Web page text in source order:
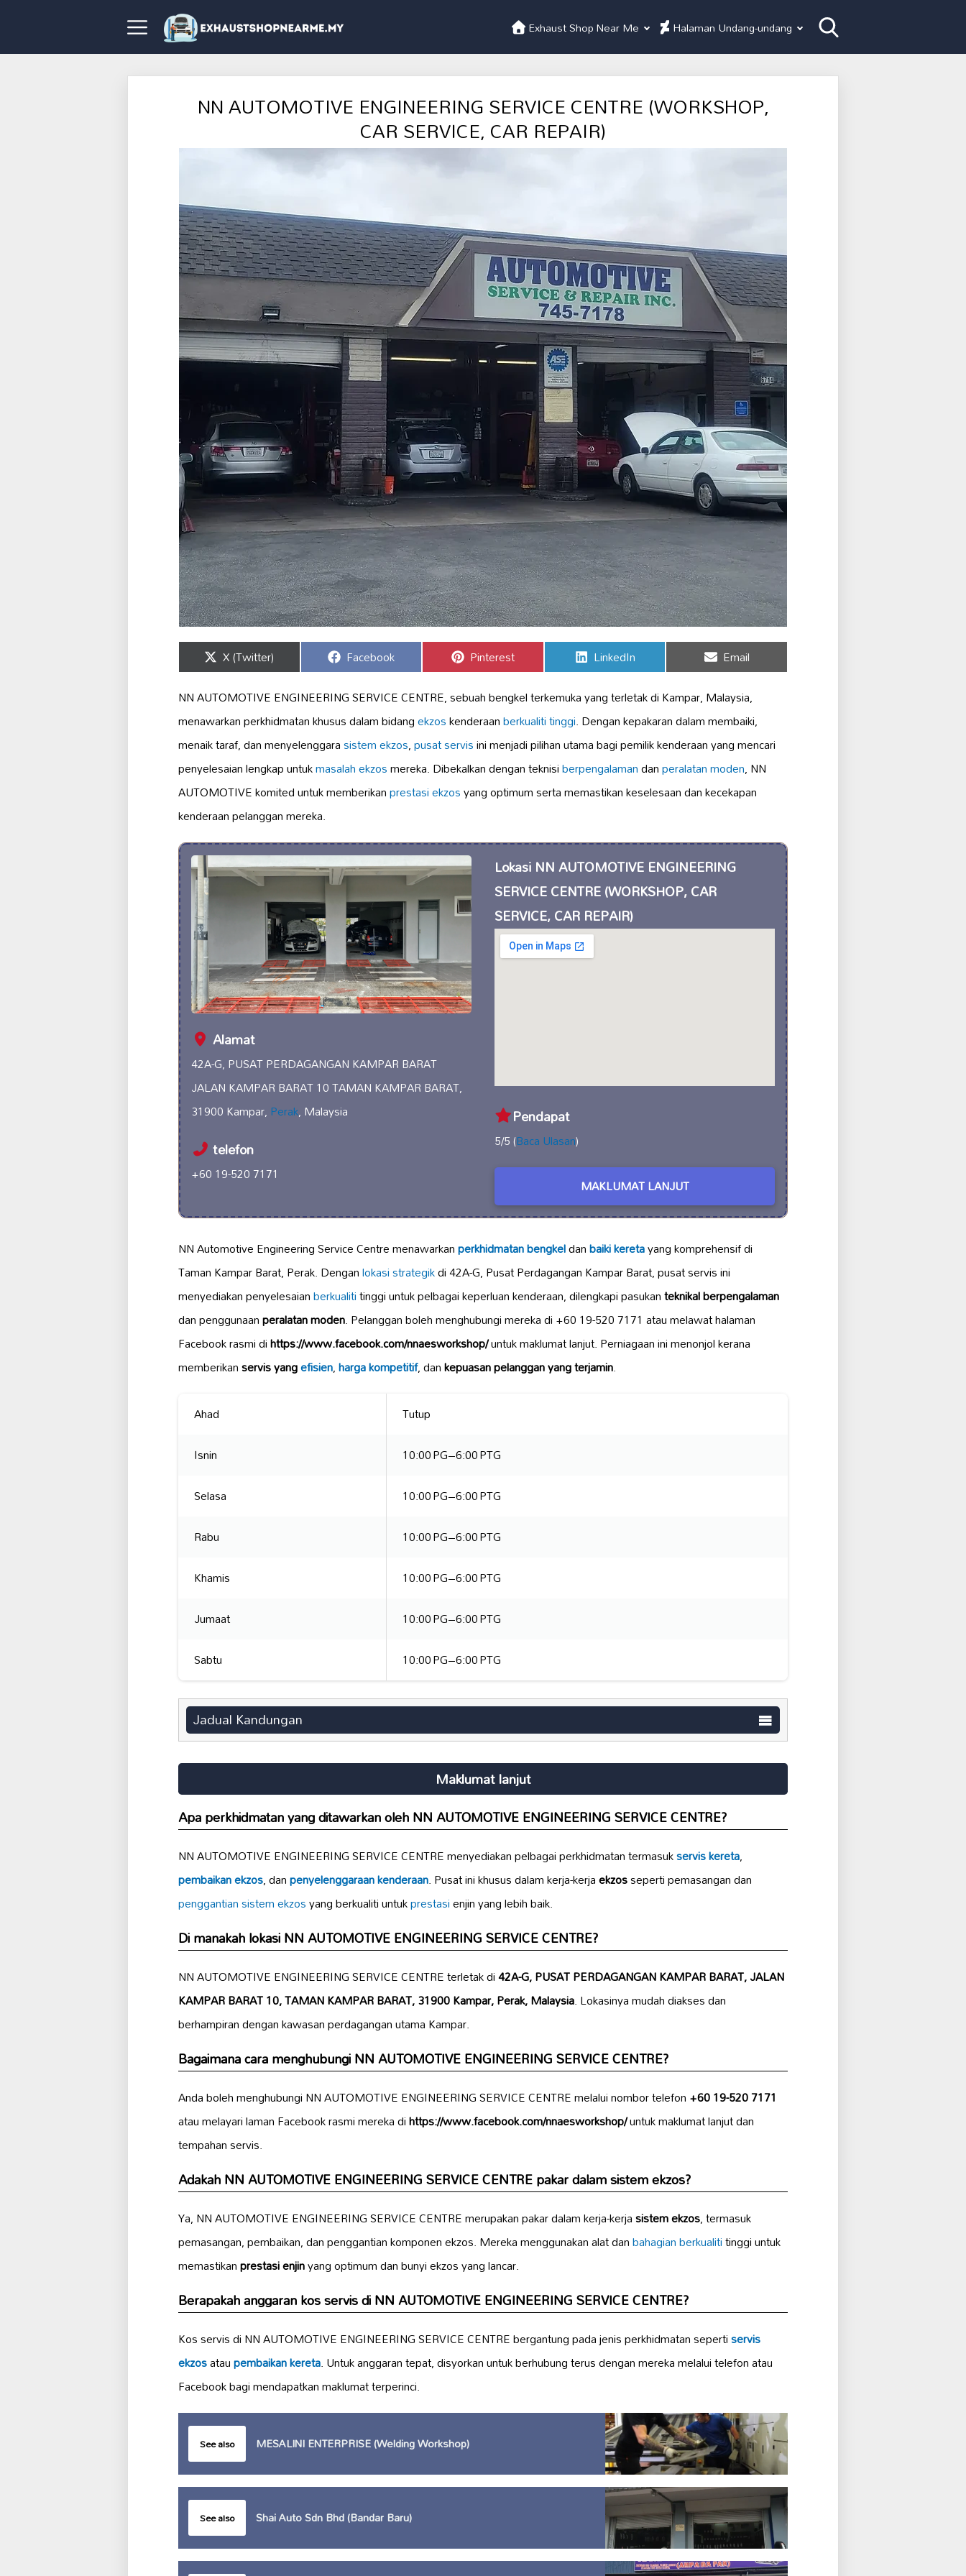
Exhaust Shop Near Me Halaman Undang-undang
NN AUTOMOTIVE ENGINEERING SERVICE CENTRE (WORKSHOP,
CAR SERVICE, CAR REPAIR)
Share
on
X (Twitter) Share
on
Facebook Share
on
Pinterest Share
on
LinkedIn Share
on
Email
NN AUTOMOTIVE ENGINEERING SERVICE CENTRE, sebuah bengkel terkemuka yang terletak di Kampar, Malaysia,
menawarkan perkhidmatan khusus dalam bidangekzoskenderaanberkualiti tinggi. Dengan kepakaran dalam membaiki,
menaik taraf, dan menyelenggarasistem ekzos,pusat servisini menjadi pilihan utama bagi pemilik kenderaan yang mencari
penyelesaian lengkap untukmasalah ekzosmereka. Dibekalkan dengan teknisiberpengalamandanperalatan moden, NN
AUTOMOTIVE komited untuk memberikanprestasi ekzosyang optimum serta memastikan keselesaan dan kecekapan
kenderaan pelanggan mereka.
Alamat
42A-G, PUSAT PERDAGANGAN KAMPAR BARAT
JALAN KAMPAR BARAT 10 TAMAN KAMPAR BARAT,
31900 Kampar,Perak, Malaysia
telefon
+60 19-520 7171
Lokasi NN AUTOMOTIVE ENGINEERING
SERVICE CENTRE (WORKSHOP, CAR
SERVICE, CAR REPAIR)
Pendapat
5/5 (Baca Ulasan)
MAKLUMAT LANJUT
NN Automotive Engineering Service Centre menawarkanperkhidmatan bengkeldanbaiki keretayang komprehensif di
Taman Kampar Barat, Perak. Denganlokasi strategikdi 42A-G, Pusat Perdagangan Kampar Barat, pusat servis ini
menyediakan penyelesaianberkualititinggi untuk pelbagai keperluan kenderaan, dilengkapi pasukanteknikal berpengalaman
dan penggunaanperalatan moden. Pelanggan boleh menghubungi mereka di +60 19-520 7171 atau melawat halaman
Facebook rasmi dihttps://www.facebook.com/nnaesworkshop/untuk maklumat lanjut. Perniagaan ini menonjol kerana
memberikanservis yangefisien,harga kompetitif, dankepuasan pelanggan yang terjamin.
Ahad
Tutup
Isnin
10:00 PG–6:00 PTG
Selasa
10:00 PG–6:00 PTG
Rabu
10:00 PG–6:00 PTG
Khamis
10:00 PG–6:00 PTG
Jumaat
10:00 PG–6:00 PTG
Sabtu
10:00 PG–6:00 PTG
Jadual Kandungan
Maklumat lanjut
Apa perkhidmatan yang ditawarkan oleh NN AUTOMOTIVE ENGINEERING SERVICE CENTRE?
NN AUTOMOTIVE ENGINEERING SERVICE CENTRE menyediakan pelbagai perkhidmatan termasukservis kereta,
pembaikan ekzos, danpenyelenggaraan kenderaan. Pusat ini khusus dalam kerja-kerjaekzosseperti pemasangan dan
penggantian sistem ekzosyang berkualiti untukprestasienjin yang lebih baik.
Di manakah lokasi NN AUTOMOTIVE ENGINEERING SERVICE CENTRE?
NN AUTOMOTIVE ENGINEERING SERVICE CENTRE terletak di42A-G, PUSAT PERDAGANGAN KAMPAR BARAT, JALAN
KAMPAR BARAT 10, TAMAN KAMPAR BARAT, 31900 Kampar, Perak, Malaysia. Lokasinya mudah diakses dan
berhampiran dengan kawasan perdagangan utama Kampar.
Bagaimana cara menghubungi NN AUTOMOTIVE ENGINEERING SERVICE CENTRE?
Anda boleh menghubungi NN AUTOMOTIVE ENGINEERING SERVICE CENTRE melalui nombor telefon+60 19-520 7171
atau melayari laman Facebook rasmi mereka dihttps://www.facebook.com/nnaesworkshop/untuk maklumat lanjut dan
tempahan servis.
Adakah NN AUTOMOTIVE ENGINEERING SERVICE CENTRE pakar dalam sistem ekzos?
Ya, NN AUTOMOTIVE ENGINEERING SERVICE CENTRE merupakan pakar dalam kerja-kerjasistem ekzos, termasuk
pemasangan, pembaikan, dan penggantian komponen ekzos. Mereka menggunakan alat danbahagian berkualititinggi untuk
memastikanprestasi enjinyang optimum dan bunyi ekzos yang lancar.
Berapakah anggaran kos servis di NN AUTOMOTIVE ENGINEERING SERVICE CENTRE?
Kos servis di NN AUTOMOTIVE ENGINEERING SERVICE CENTRE bergantung pada jenis perkhidmatan sepertiservis
ekzosataupembaikan kereta. Untuk anggaran tepat, disyorkan untuk berhubung terus dengan mereka melalui telefon atau
Facebook bagi mendapatkan maklumat terperinci.
See also MESALINI ENTERPRISE (Welding Workshop)
See also Shai Auto Sdn Bhd (Bandar Baru)